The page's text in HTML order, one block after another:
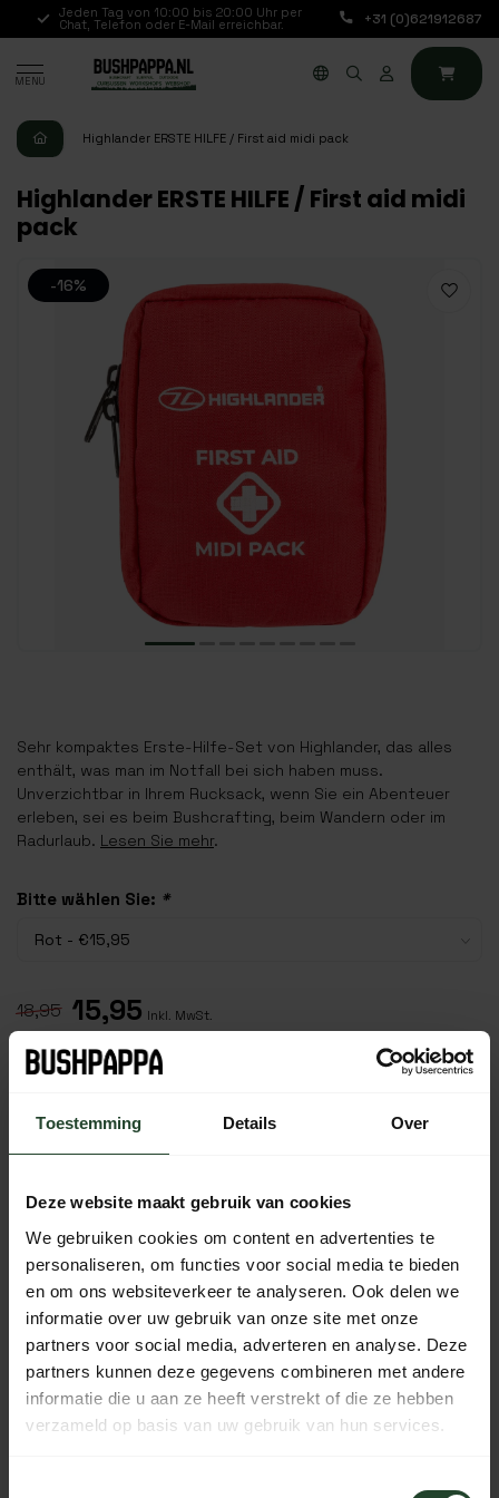
Toestemming Details Over
Deze website maakt gebruik van cookies
We gebruiken cookies om content en advertenties te
personaliseren, om functies voor social media te bieden
en om ons websiteverkeer te analyseren. Ook delen we
informatie over uw gebruik van onze site met onze
partners voor social media, adverteren en analyse. Deze
partners kunnen deze gegevens combineren met andere
informatie die u aan ze heeft verstrekt of die ze hebben
verzameld op basis van uw gebruik van hun services.
Jeden Tag von 10:00 bis 20:00 Uhr per
Chat, Telefon oder E-Mail erreichbar. +31 (0)621912687
MENU
Highlander ERSTE HILFE / First aid midi pack
Highlander ERSTE HILFE / First aid midi
pack
-16%
Sehr kompaktes Erste-Hilfe-Set von Highlander, das alles
enthält, was man im Notfall bei sich haben muss.
Unverzichtbar in Ihrem Rucksack, wenn Sie ein Abenteuer
erleben, sei es beim Bushcrafting, beim Wandern oder im
Radurlaub. Lesen Sie mehr.
Bitte wählen Sie: *
18,95 15,95 Inkl. MwSt.
Auf Lager (4)
14 Tage Bedenkzeit mit no-nonsense Rückgaberecht
Bestellungen von Mo bis Fr vor 17:00 Uhr werden noch am
selben Tag versandt.
Jeden Tag von 10:00 bis 20:00 Uhr per Chat, Telefon oder
E-Mail erreichbar.
PRODUKTBESCHREIBUNG